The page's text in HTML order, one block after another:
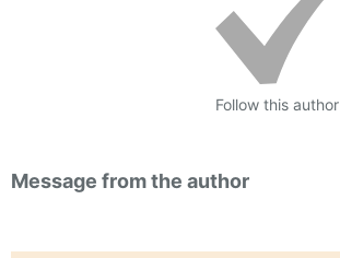
Follow this author
Message from the author